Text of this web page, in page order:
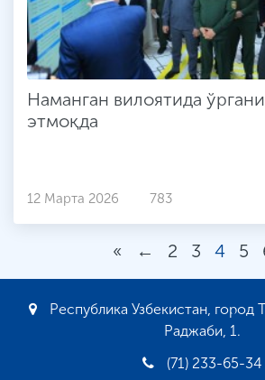
Наманган вилоятида
этмоқда
12 Марта 2026 783
« ← 2 3 4 5
Республика Узбекистан, город
Раджаби, 1.
(71) 233-65-34